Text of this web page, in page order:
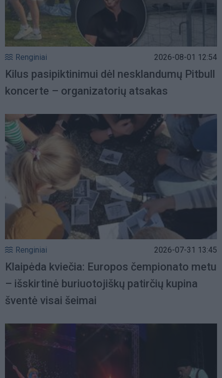
Renginiai 2026-08-01 12:54
Kilus pasipiktinimui dėl nesklandumų Pitbull
koncerte – organizatorių atsakas
Renginiai 2026-07-31 13:45
Klaipėda kviečia: Europos čempionato metu
– išskirtinė buriuotojiškų patirčių kupina
šventė visai šeimai